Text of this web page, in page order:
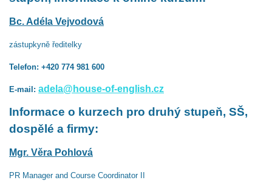
Bc. Adéla Vejvodová
zástupkyně ředitelky
Telefon: +420 774 981 600
E-mail: adela@house-of-english.cz
Informace o kurzech pro druhý stupeň, SŠ,
dospělé a firmy:
Mgr. Věra Pohlová
PR Manager and Course Coordinator II